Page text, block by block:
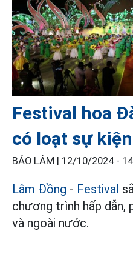
Festival hoa
có loạt sự
BẢO LÂM | 12/10/2024 -
Lâm Đồng - Festival
chương trình hấp dẫn,
và ngoài nước.